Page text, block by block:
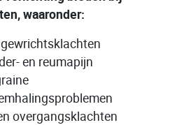
waaronder:
en reumapijn
overgangsklachten